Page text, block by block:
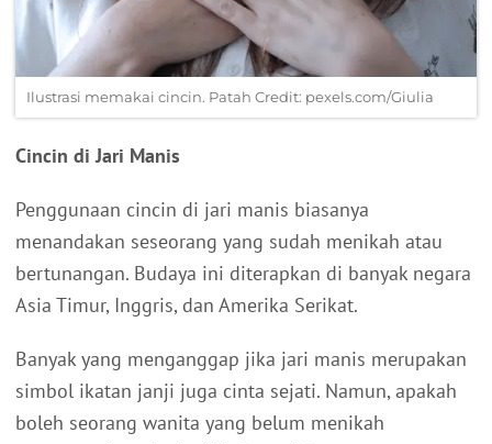
Ilustrasi memakai cincin. Patah Credit: pexels.com/Giulia
Cincin di Jari Manis
Penggunaan cincin di jari manis biasanya
menandakan seseorang yang sudah menikah atau
bertunangan. Budaya ini diterapkan di banyak negara
Asia Timur, Inggris, dan Amerika Serikat.
Banyak yang menganggap jika jari manis merupakan
simbol ikatan janji juga cinta sejati. Namun, apakah
boleh seorang wanita yang belum menikah